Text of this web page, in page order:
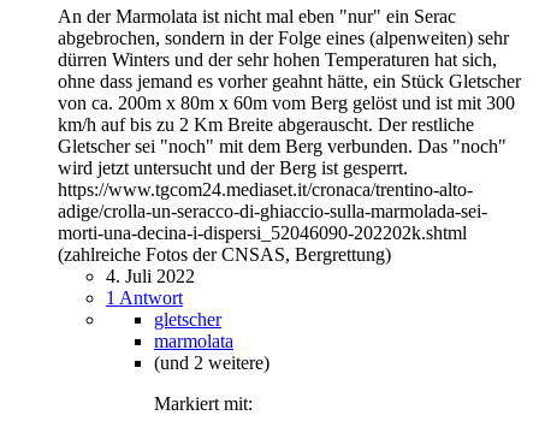
An der Marmolata ist nicht mal eben "nur" ein Serac
abgebrochen, sondern in der Folge eines (alpenweiten) sehr
dürren Winters und der sehr hohen Temperaturen hat sich,
ohne dass jemand es vorher geahnt hätte, ein Stück Gletscher
von ca. 200m x 80m x 60m vom Berg gelöst und ist mit 300
km/h auf bis zu 2 Km Breite abgerauscht. Der restliche
Gletscher sei "noch" mit dem Berg verbunden. Das "noch"
wird jetzt untersucht und der Berg ist gesperrt.
https://www.tgcom24.mediaset.it/cronaca/trentino-alto-
adige/crolla-un-seracco-di-ghiaccio-sulla-marmolada-sei-
morti-una-decina-i-dispersi_52046090-202202k.shtml
(zahlreiche Fotos der CNSAS, Bergrettung)
4. Juli 2022
1 Antwort
gletscher
marmolata
(und 2 weitere)
Markiert mit: